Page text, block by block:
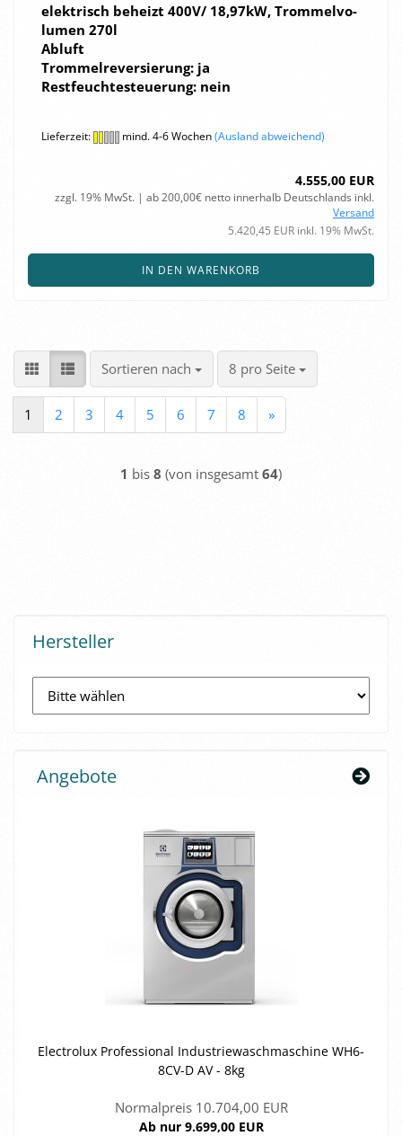
elek­trisch be­heizt 400V/ 18,97kW, Trom­mel­vo­
lu­men 270l
Ab­luft
Trom­mel­re­ver­sie­rung: ja
Rest­feuch­te­steue­rung: nein
Lieferzeit: mind. 4-6 Wochen(Ausland abweichend)
4.555,00 EUR
zzgl. 19% MwSt. | ab 200,00€ netto innerhalb Deutschlands inkl.
Versand
5.420,45 EUR inkl. 19% MwSt.
IN DEN WARENKORB
Sortieren nach
Sortieren nach 8 pro Seite
pro Seite
1 2 3 4 5 6 7 8 »
1 bis 8 (von insgesamt 64)
Hersteller
Angebote
Elec­tro­lux Pro­fes­sio­nal In­dus­trie­wasch­ma­schi­ne WH6-​
8CV-D AV - 8kg
Normalpreis 10.704,00 EUR
Ab nur 9.699,00 EUR